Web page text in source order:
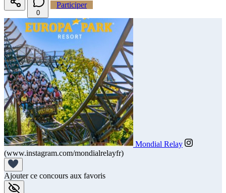
0
Participer
Mondial Relay
(www.instagram.com/mondialrelayfr)
Ajouter ce concours aux favoris